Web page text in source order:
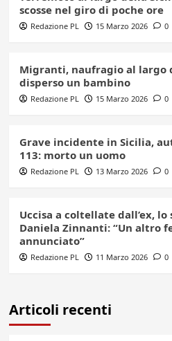
scosse nel giro di poche ore
Redazione PL 15 Marzo 2026 0
Migranti, naufragio al largo
disperso un bambino
Redazione PL 15 Marzo 2026 0
Grave incidente in Sicilia,
113: morto un uomo
Redazione PL 13 Marzo 2026 0
Uccisa a coltellate dall’ex,
Daniela Zinnanti: “Un altro
annunciato”
Redazione PL 11 Marzo 2026 0
Articoli recenti